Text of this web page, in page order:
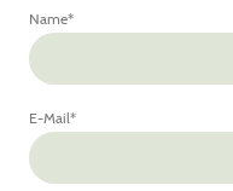
Name*
E-Mail*